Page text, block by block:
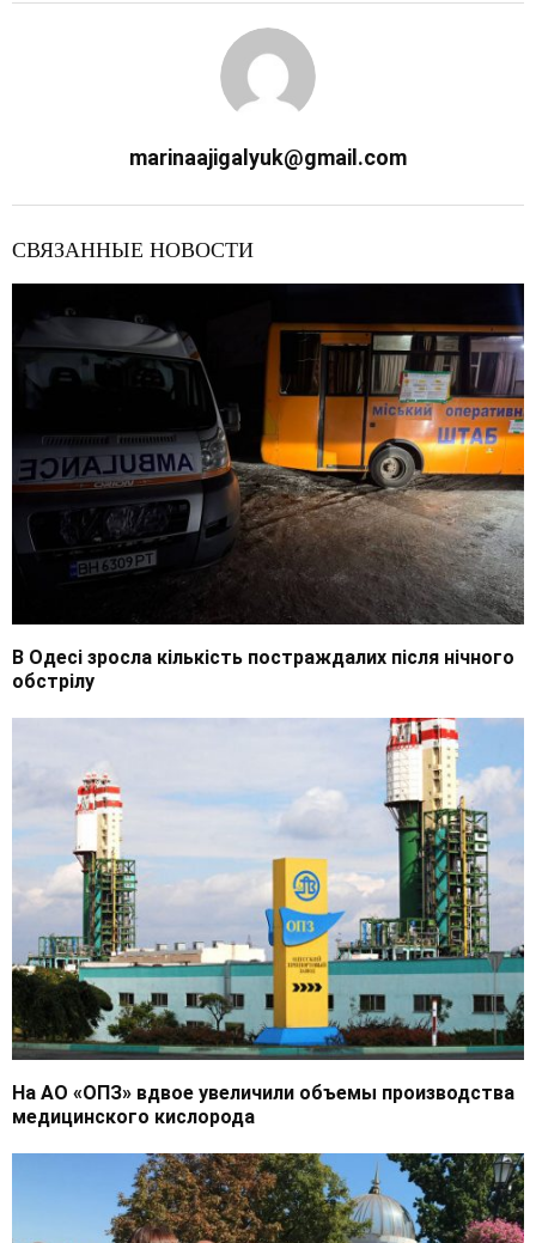
marinaajigalyuk@gmail.com
СВЯЗАННЫЕ НОВОСТИ
В Одесі зросла кількість постраждалих після нічного
обстрілу
На АО «ОПЗ» вдвое увеличили объемы производства
медицинского кислорода